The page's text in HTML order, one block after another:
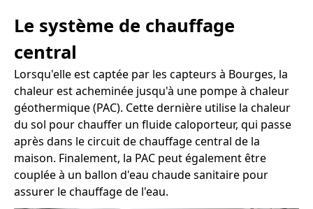
Le système de chauffage
central
Lorsqu'elle est captée par les capteurs à Bourges, la
chaleur est acheminée jusqu'à une pompe à chaleur
géothermique (PAC). Cette dernière utilise la chaleur
du sol pour chauffer un fluide caloporteur, qui passe
après dans le circuit de chauffage central de la
maison. Finalement, la PAC peut également être
couplée à un ballon d'eau chaude sanitaire pour
assurer le chauffage de l'eau.